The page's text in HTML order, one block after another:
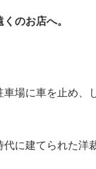
のお店へ。
車場に車を止め、
代に建てられた洋